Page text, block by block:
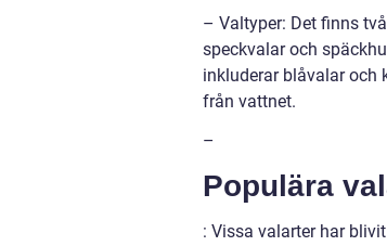
– Valtyper: Det finns
speckvalar och
inkluderar blåvalar och
från vattnet.
–
Populära
: Vissa valarter har